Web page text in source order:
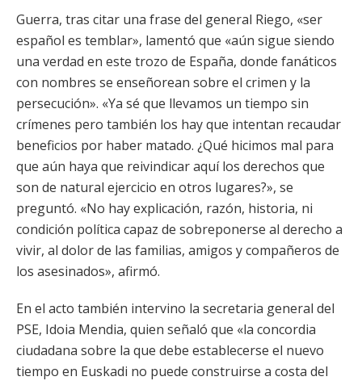
Guerra, tras citar una frase del general Riego, «ser
español es temblar», lamentó que «aún sigue siendo
una verdad en este trozo de España, donde fanáticos
con nombres se enseñorean sobre el crimen y la
persecución». «Ya sé que llevamos un tiempo sin
crímenes pero también los hay que intentan recaudar
beneficios por haber matado. ¿Qué hicimos mal para
que aún haya que reivindicar aquí los derechos que
son de natural ejercicio en otros lugares?», se
preguntó. «No hay explicación, razón, historia, ni
condición política capaz de sobreponerse al derecho a
vivir, al dolor de las familias, amigos y compañeros de
los asesinados», afirmó.
En el acto también intervino la secretaria general del
PSE, Idoia Mendia, quien señaló que «la concordia
ciudadana sobre la que debe establecerse el nuevo
tiempo en Euskadi no puede construirse a costa del